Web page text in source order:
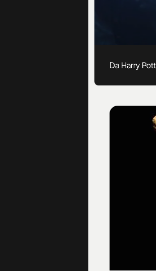
Da Harry